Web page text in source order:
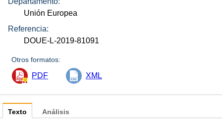
Unión Europea
Referencia:
DOUE-L-2019-81091
Otros formatos:
PDF XML
Texto Análisis